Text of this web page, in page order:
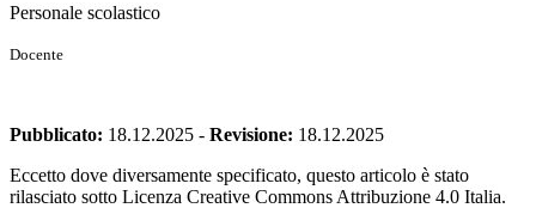
Personale scolastico
Docente
Pubblicato: 18.12.2025 - Revisione: 18.12.2025
Eccetto dove diversamente specificato, questo articolo è stato
rilasciato sotto Licenza Creative Commons Attribuzione 4.0 Italia.